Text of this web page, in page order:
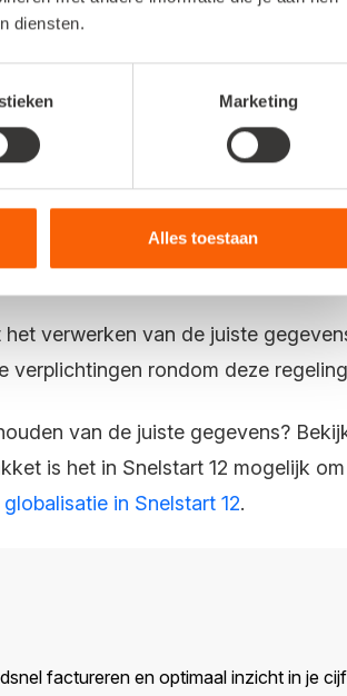
diensten.
Marketing
Alles toestaan
van de Belastingdienst vind je een
en zorg dat je de gegevens voor
verwerken van de juiste
verplichtingen rondom deze
van de juiste gegevens?
is het in Snelstart 12 mogelijk
in Snelstart 12.
factureren en optimaal inzicht in je